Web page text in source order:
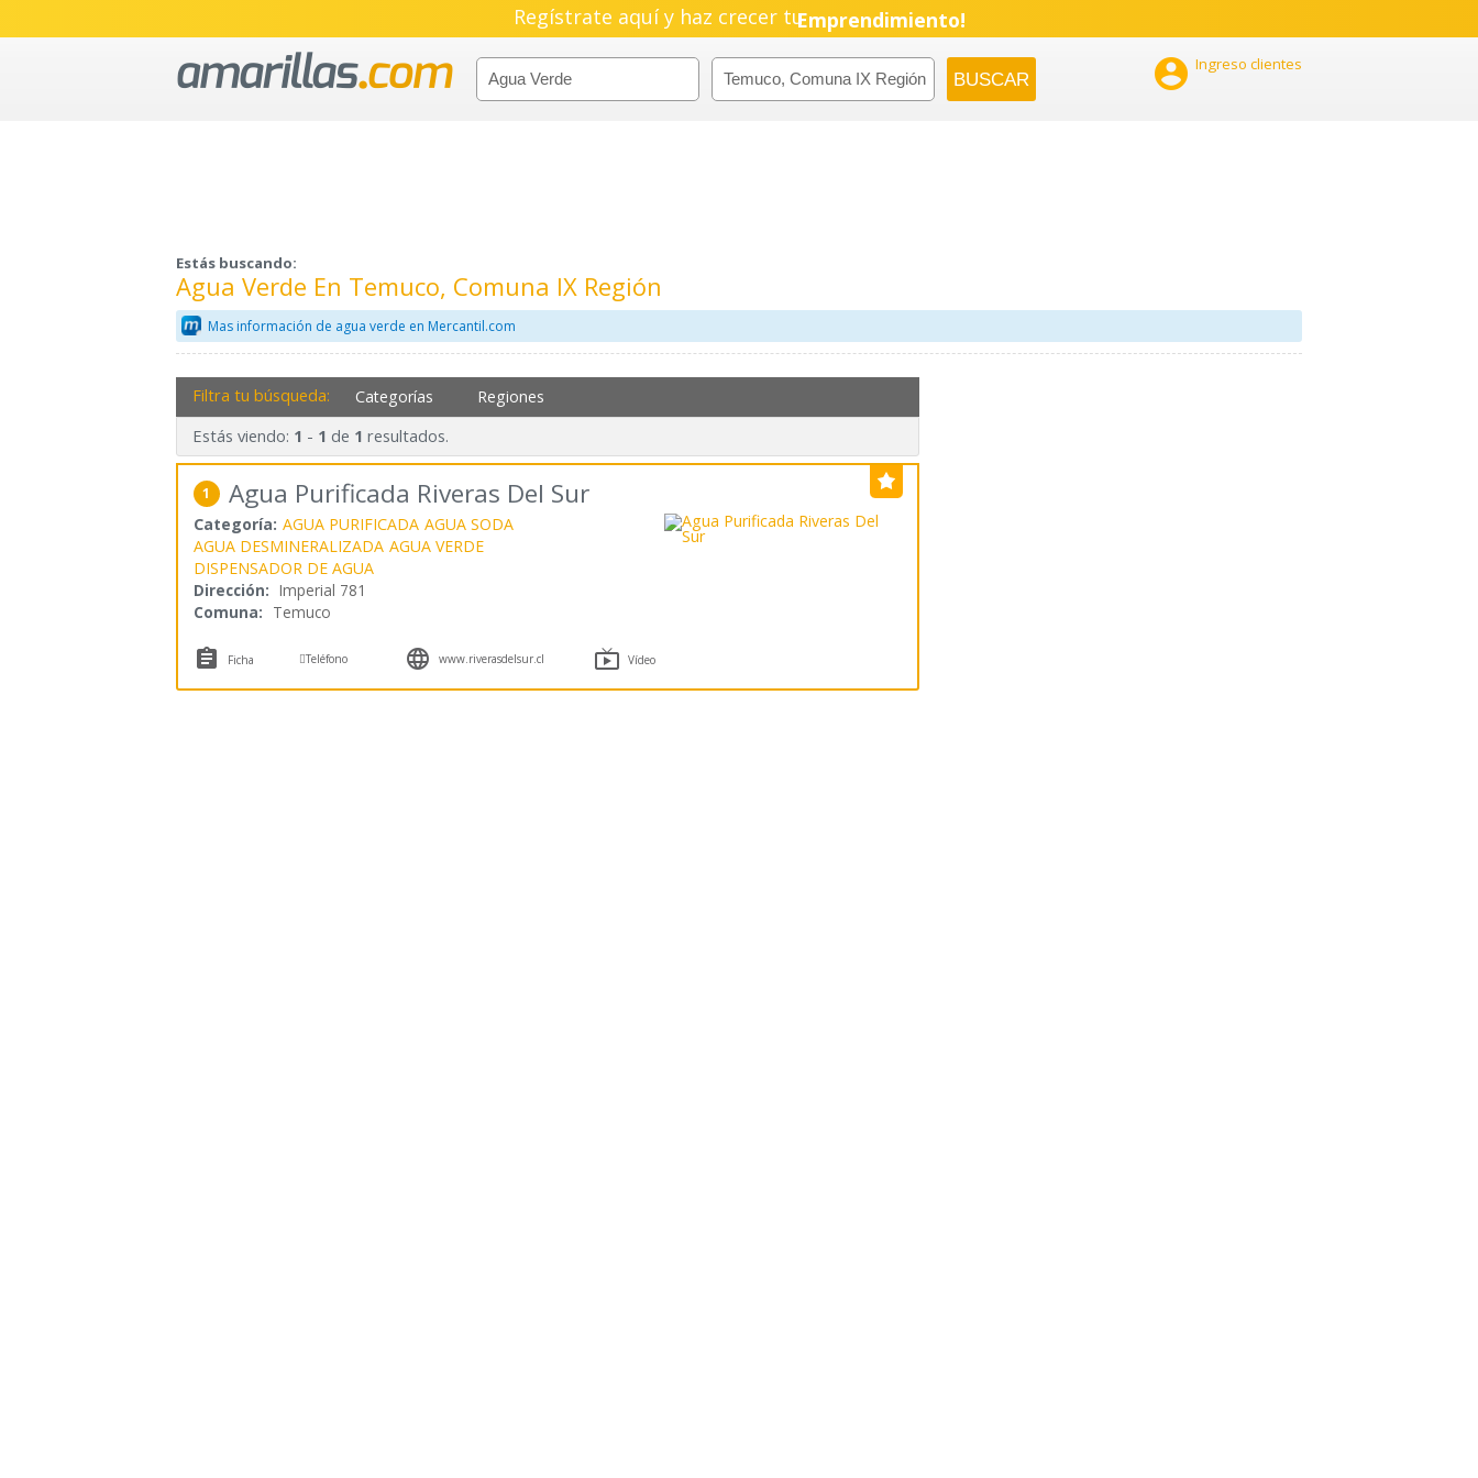
Regístrate aquí y haz crecer tuEmprendimiento!
 Ingreso clientes
Estás buscando:
Agua Verde En Temuco, Comuna IX Región
Mas información de agua verde en Mercantil.com
Filtra tu búsqueda: Categorías Regiones
Estás viendo: 1 - 1 de 1 resultados.
1 Agua Purificada Riveras Del Sur
Categoría: AGUA PURIFICADA AGUA SODA
AGUA DESMINERALIZADA AGUA VERDE
DISPENSADOR DE AGUA
Dirección: Imperial 781
Comuna: Temuco
 Ficha Teléfono  www.riverasdelsur.cl  Vídeo